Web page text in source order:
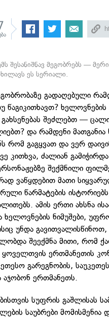
შესანიშნავ მეგობრებს —
ეს სერიალი.
წაგიკითხავთ?
გახსენებას შეძლებთ —
და რამდენი
რომ გაგყვათ და ვერ
კითხვა, ძალიან
შექმნილი
ვაწყდებით მათი
წარმატების
ამის ერთი ახსნა
ხელოვნების ნიმუშები,
უნდა
შეექმნა მითი, რომ
ყოველთვის ერთმანეთის
გარეგნობის,
აჯობონ ერთმანეთს.
სუფრის გაშლისას
საუბრები